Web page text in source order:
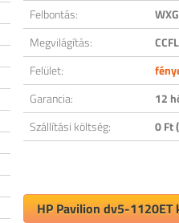
Felbontás:
Megvilágítás:
CCFL
Felület:
Garancia:
12
Szállítási költség:
0 Ft
HP Pavilion dv5-